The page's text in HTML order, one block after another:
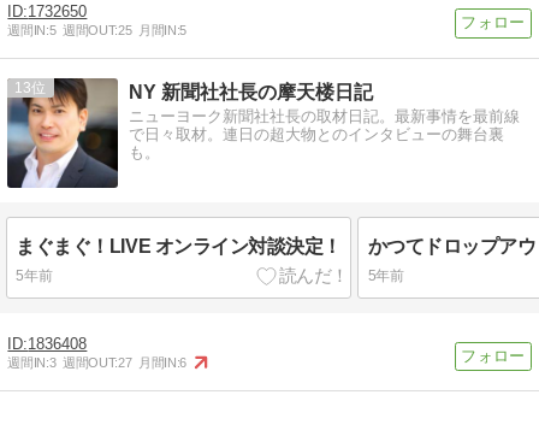
1732650
週間IN:5 週間OUT:25 月間IN:5
13 NY 新聞社社長の摩天楼日記
ニューヨーク新聞社社長の取材日記。最新事情を最前線
で日々取材。連日の超大物とのインタビューの舞台裏
も。
まぐまぐ！LIVE オンライン対談決定！
5年前 5年前
1836408
週間IN:3 週間OUT:27 月間IN:6